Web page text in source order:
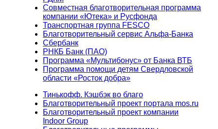
Совместная благотворительная программа
компании «Ютека» и Русфонда
Транспортная группа FESCO
Благотворительный сервис Альфа-Банка
Сбербанк
РНКБ Банк (ПАО)
Программа «Мультибонус» от Банка ВТБ
Программа помощи детям Свердловской
области «Росток добра»
Тинькофф. Кэшбэк во благо
Благотворительный проект портала mos.ru
Благотворительный проект компании
Indoor Group